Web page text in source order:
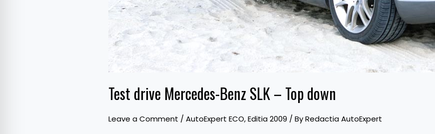
Test drive Mercedes-Benz SLK – Top down
Leave a Comment / AutoExpert ECO,Editia 2009 / ByRedactia AutoExpert